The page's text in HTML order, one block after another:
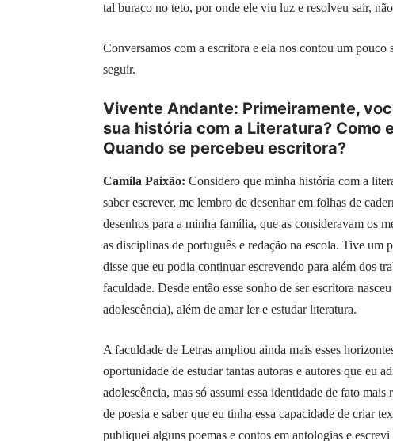
tal buraco no teto, por onde ele viu luz e resolveu sair,
Conversamos com a escritora e ela nos contou um
seguir.
Vivente Andante: Primeiramente,
sua história com a Literatura? Como
Quando se percebeu escritora?
Camila Paixão: Considero que minha história com a
saber escrever, me lembro de desenhar em folhas de
desenhos para a minha família, que as consideravam os
as disciplinas de português e redação na escola. Tive um
disse que eu podia continuar escrevendo para além dos
faculdade. Desde então esse sonho de ser escritora
adolescência), além de amar ler e estudar literatura.
A faculdade de Letras ampliou ainda mais esses
oportunidade de estudar tantas autoras e autores que eu
adolescência, mas só assumi essa identidade de fato
de poesia e saber que eu tinha essa capacidade de criar
publiquei alguns poemas e contos em antologias e